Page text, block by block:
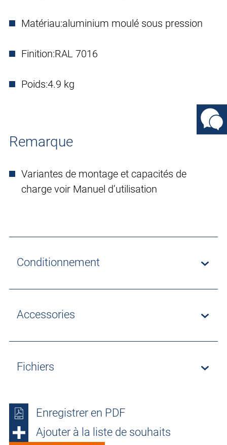
Matériau:aluminium moulé sous pression
Finition:RAL 7016
Poids:4.9 kg
Remarque
Variantes de montage et capacités de
charge voir Manuel d’utilisation
Conditionnement
Accessories
Fichiers
Enregistrer en PDF
Ajouter à la liste de souhaits